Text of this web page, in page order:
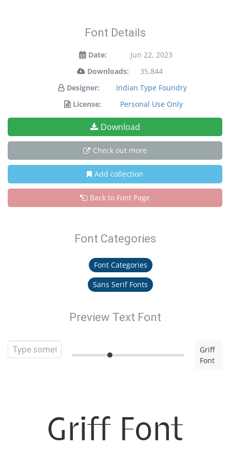
Font Details
Date:
Jun 22, 2023
Downloads:
35,844
Designer:
Indian Type Foundry
License:
Personal Use Only
Download
Check out more
Add collection
Back to Font Page
Font Categories
Font Categories
Sans Serif Fonts
Preview Text Font
Griff
Font
Griff Font